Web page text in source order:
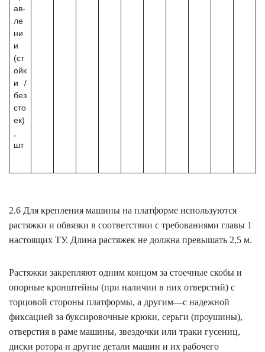
ав-
ле
ни
и
(ст
ойк
и /
без
сто
ек)
шт
2.6 Для крепления машины на платформе используются
растяжки и обвязки в соответствии с требованиями главы 1
настоящих ТУ. Длина растяжек не должна превышать 2,5 м.
Растяжки закрепляют одним концом за стоечные скобы и
опорные кронштейны (при наличии в них отверстий) с
торцовой стороны платформы, а другим—с надежной
фиксацией за буксировочные крюки, серьги (проушины),
отверстия в раме машины, звездочки или траки гусениц,
диски ротора и другие детали машин и их рабочего